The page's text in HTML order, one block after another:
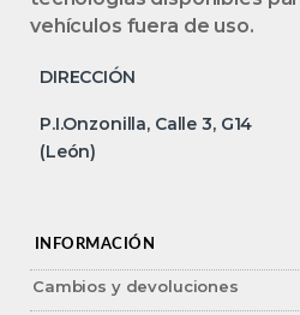
vehículos fuera de uso.
DIRECCIÓN
P.I.Onzonilla, Calle 3, G14
(León)
INFORMACIÓN
Cambios y devoluciones